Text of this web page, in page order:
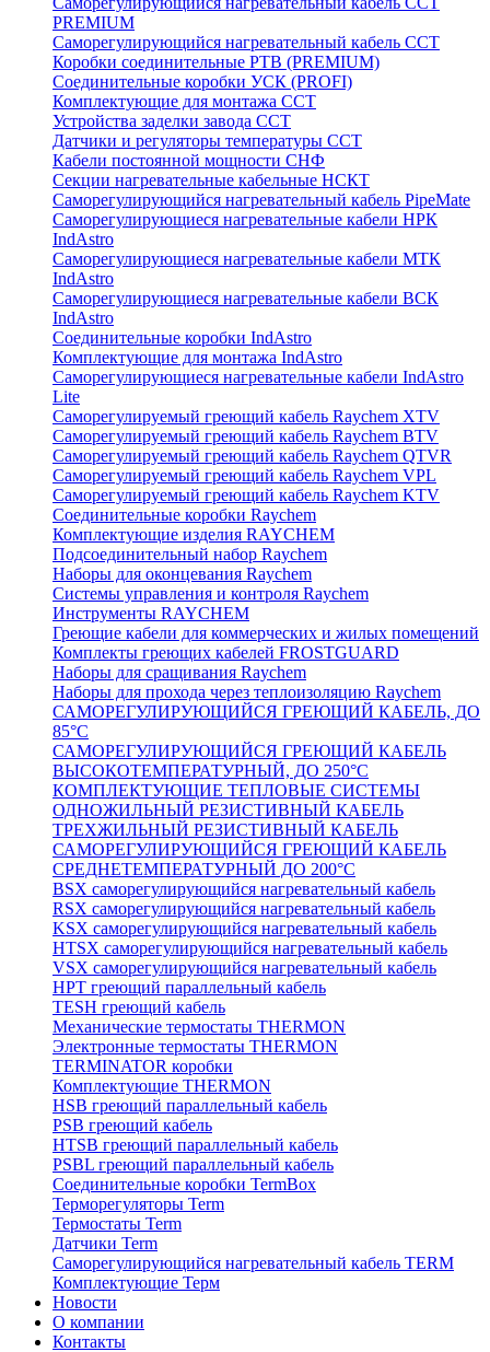
PREMIUM
Саморегулирующийся нагревательный кабель ССТ
Коробки соединительные РТВ (PREMIUM)
Соединительные коробки УСК (PROFI)
Комплектующие для монтажа ССТ
Устройства заделки завода ССТ
Датчики и регуляторы температуры ССТ
Кабели постоянной мощности СНФ
Секции нагревательные кабельные НСКТ
Саморегулирующийся нагревательный кабель PipeMate
Саморегулирующиеся нагревательные кабели НРК
IndAstro
Саморегулирующиеся нагревательные кабели МТК
IndAstro
Саморегулирующиеся нагревательные кабели ВСК
IndAstro
Соединительные коробки IndAstro
Комплектующие для монтажа IndAstro
Саморегулирующиеся нагревательные кабели IndAstro
Lite
Саморегулируемый греющий кабель Raychem XTV
Саморегулируемый греющий кабель Raychem BTV
Саморегулируемый греющий кабель Raychem QTVR
Саморегулируемый греющий кабель Raychem VPL
Саморегулируемый греющий кабель Raychem KTV
Соединительные коробки Raychem
Комплектующие изделия RAYCHEM
Подсоединительный набор Raychem
Наборы для оконцевания Raychem
Системы управления и контроля Raychem
Инструменты RAYCHEM
Греющие кабели для коммерческих и жилых помещений
Комплекты греющих кабелей FROSTGUARD
Наборы для сращивания Raychem
Наборы для прохода через теплоизоляцию Raychem
САМОРЕГУЛИРУЮЩИЙСЯ ГРЕЮЩИЙ КАБЕЛЬ, ДО
85°С
САМОРЕГУЛИРУЮЩИЙСЯ ГРЕЮЩИЙ КАБЕЛЬ
ВЫСОКОТЕМПЕРАТУРНЫЙ, ДО 250°С
КОМПЛЕКТУЮЩИЕ ТЕПЛОВЫЕ СИСТЕМЫ
ОДНОЖИЛЬНЫЙ РЕЗИСТИВНЫЙ КАБЕЛЬ
ТРЕХЖИЛЬНЫЙ РЕЗИСТИВНЫЙ КАБЕЛЬ
САМОРЕГУЛИРУЮЩИЙСЯ ГРЕЮЩИЙ КАБЕЛЬ
СРЕДНЕТЕМПЕРАТУРНЫЙ ДО 200°С
BSX саморегулирующийся нагревательный кабель
RSX саморегулирующийся нагревательный кабель
KSX саморегулирующийся нагревательный кабель
HTSX саморегулирующийся нагревательный кабель
VSX саморегулирующийся нагревательный кабель
НРТ греющий параллельный кабель
TESH греющий кабель
Механические термостаты THERMON
Электронные термостаты THERMON
TERMINATOR коробки
Комплектующие THERMON
HSB греющий параллельный кабель
PSB греющий кабель
HTSB греющий параллельный кабель
PSBL греющий параллельный кабель
Соединительные коробки TermBox
Терморегуляторы Term
Термостаты Term
Датчики Term
Саморегулирующийся нагревательный кабель TERM
Комплектующие Терм
Новости
О компании
Контакты